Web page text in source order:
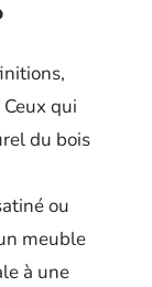
qui
du bois
ou
meuble
à une